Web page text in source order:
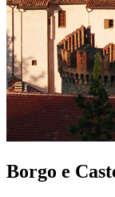
Borgo e